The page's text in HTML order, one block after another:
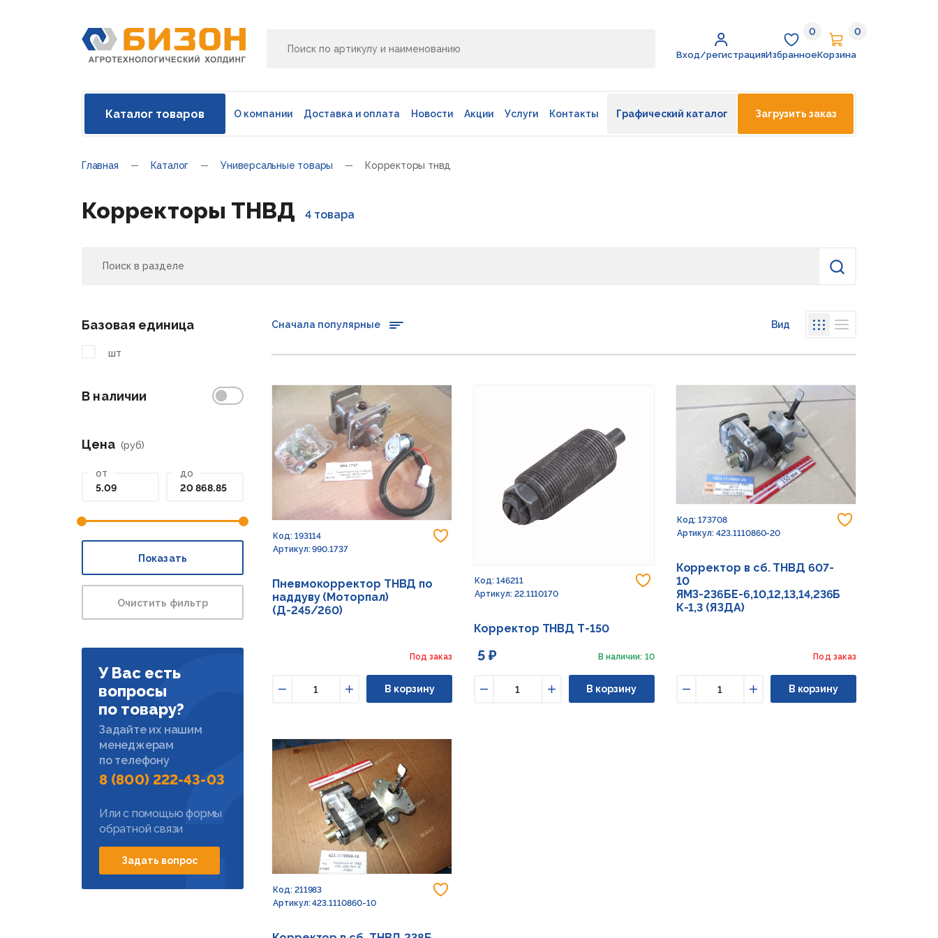
Вход/регистрация
Избранное
0
Избранное
Корзина
0
Корзина
Каталог товаров О компании Доставка и оплата Новости Акции Услуги Контакты Графический каталог Загрузить заказ
Главная Каталог Универсальные товары Корректоры тнвд
Корректоры ТНВД 4 товара
Найти
Базовая единица
шт
В наличии
Цена (руб)
от до
Показать
Очистить фильтр
У Вас есть
вопросы
по товару?
Задайте их нашим
менеджерам
по телефону
8 (800) 222-43-03
Или с помощью формы
обратной связи
Задать вопрос
Сначала популярные Вид
Код: 193114
Артикул: 990.1737
Пневмокорректор ТНВД по
наддуву (Моторпал)
(Д-245/260)
Под заказ
Увеличить
В корзину
Добавить в избранное
Код: 146211
Артикул: 22.1110170
Корректор ТНВД Т-150
5 ₽ В наличии: 10
Увеличить
В корзину
Код: 173708
Артикул: 423.1110860-20
Корректор в сб. ТНВД 607-
10
ЯМЗ-236БЕ-6,10,12,13,14,236Б
К-1,3 (ЯЗДА)
Под заказ
Увеличить
В корзину
Код: 211983
Артикул: 423.1110860-10